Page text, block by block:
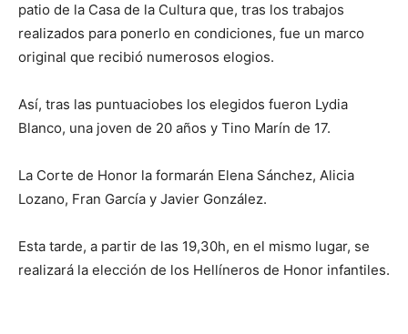
patio de la Casa de la Cultura que, tras los trabajos
realizados para ponerlo en condiciones, fue un marco
original que recibió numerosos elogios.
Así, tras las puntuaciobes los elegidos fueron Lydia
Blanco, una joven de 20 años y Tino Marín de 17.
La Corte de Honor la formarán Elena Sánchez, Alicia
Lozano, Fran García y Javier González.
Esta tarde, a partir de las 19,30h, en el mismo lugar, se
realizará la elección de los Hellíneros de Honor infantiles.